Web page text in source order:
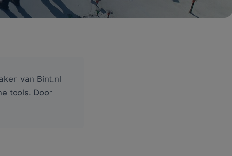
van Bint.nl
tools. Door